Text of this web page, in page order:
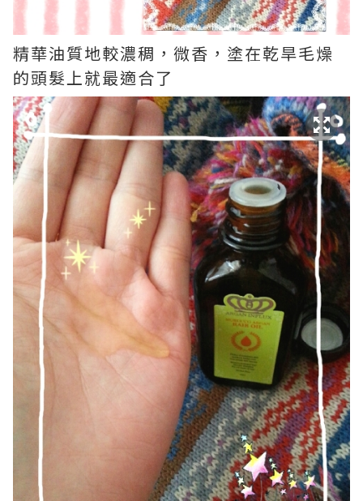
精華油質地較濃稠，微香，塗在乾旱毛燥
的頭髮上就最適合了